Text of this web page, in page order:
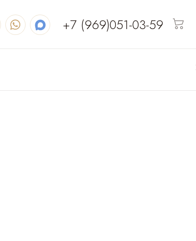
+7 (969)051-03-59